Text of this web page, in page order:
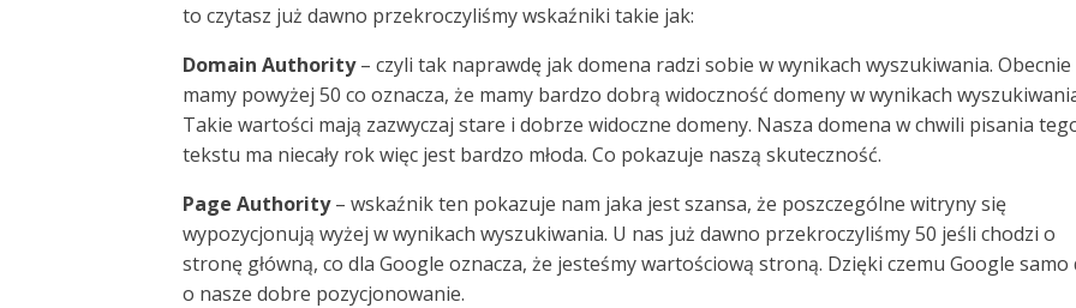
to czytasz już dawno przekroczyliśmy wskaźniki takie jak:
Domain Authority– czyli tak naprawdę jak domena radzi sobie w wynikach wyszukiwania. Obecnie
mamy powyżej 50 co oznacza, że mamy bardzo dobrą widoczność domeny w wynikach
Takie wartości mają zazwyczaj stare i dobrze widoczne domeny. Nasza domena w chwili pisania
tekstu ma niecały rok więc jest bardzo młoda. Co pokazuje naszą skuteczność.
Page Authority– wskaźnik ten pokazuje nam jaka jest szansa, że poszczególne witryny się
wypozycjonują wyżej w wynikach wyszukiwania. U nas już dawno przekroczyliśmy 50 jeśli chodzi o
stronę główną, co dla Google oznacza, że jesteśmy wartościową stroną. Dzięki czemu Google samo
o nasze dobre pozycjonowanie.